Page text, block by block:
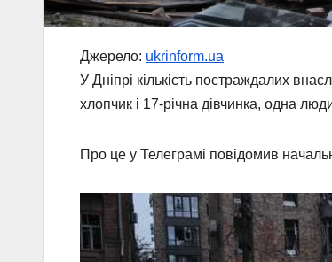
Джерело: ukrinform.ua
У Дніпрі кількість постраждалих
хлопчик і 17-річна дівчинка, одна
Про це у Телеграмі повідомив